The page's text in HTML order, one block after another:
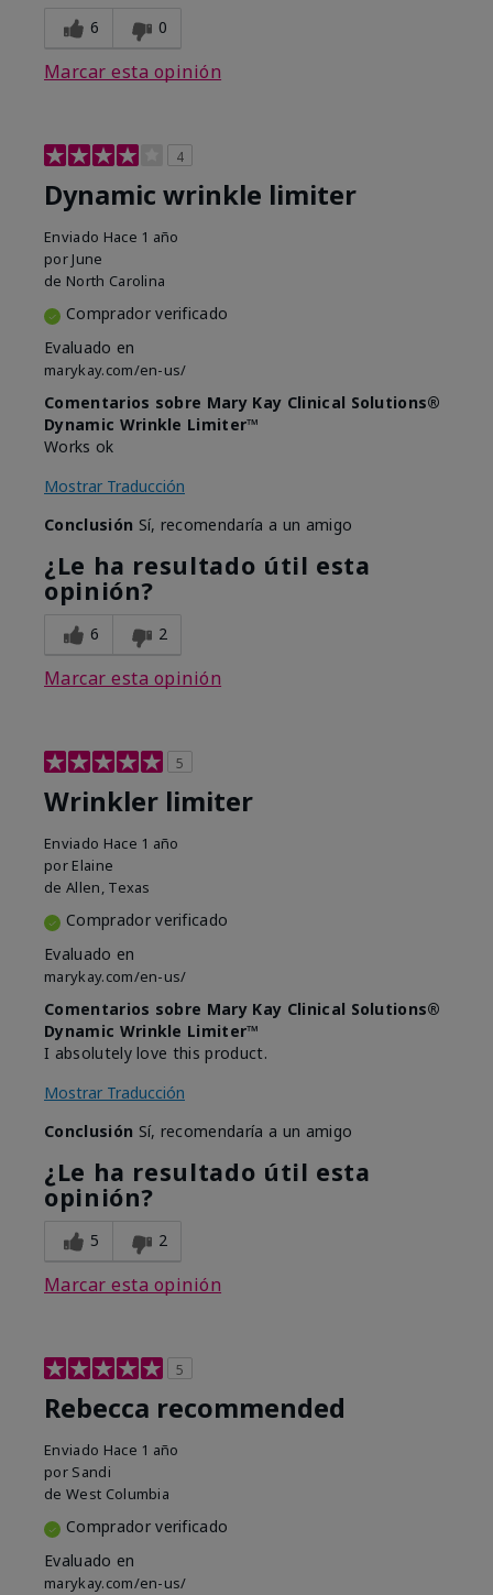
6 0
Marcar esta opinión
4
Dynamic wrinkle limiter
Enviado Hace 1 año
por June
de North Carolina
Comprador verificado
Evaluado en
marykay.com/en-us/
Comentarios sobre Mary Kay Clinical Solutions®
Dynamic Wrinkle Limiter™
Works ok
Mostrar Traducción
Conclusión Sí, recomendaría a un amigo
¿Le ha resultado útil esta
opinión?
6 2
Marcar esta opinión
5
Wrinkler limiter
Enviado Hace 1 año
por Elaine
de Allen, Texas
Comprador verificado
Evaluado en
marykay.com/en-us/
Comentarios sobre Mary Kay Clinical Solutions®
Dynamic Wrinkle Limiter™
I absolutely love this product.
Mostrar Traducción
Conclusión Sí, recomendaría a un amigo
¿Le ha resultado útil esta
opinión?
5 2
Marcar esta opinión
5
Rebecca recommended
Enviado Hace 1 año
por Sandi
de West Columbia
Comprador verificado
Evaluado en
marykay.com/en-us/